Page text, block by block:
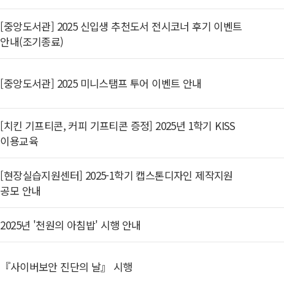
[중앙도서관] 2025 신입생 추천도서 전시코너 후기 이벤트
안내(조기종료)
[중앙도서관] 2025 미니스탬프 투어 이벤트 안내
[치킨 기프티콘, 커피 기프티콘 증정] 2025년 1학기 KISS
이용교육
[현장실습지원센터] 2025-1학기 캡스톤디자인 제작지원
공모 안내
2025년 '천원의 아침밥' 시행 안내
『사이버보안 진단의 날』 시행